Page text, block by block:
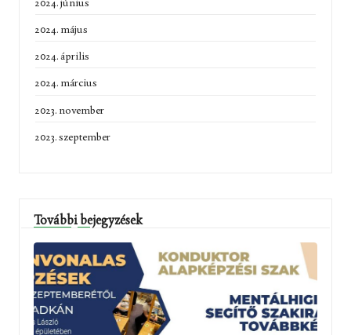
2024. május
2024. április
2024. március
2023. november
2023. szeptember
További bejegyzések